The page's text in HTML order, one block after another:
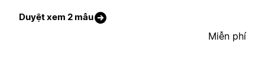
Duyệt xem 2 mẫu
Miễn phí